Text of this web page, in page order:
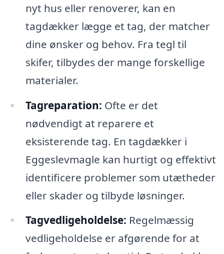
nyt hus eller renoverer, kan en
tagdækker lægge et tag, der matcher
dine ønsker og behov. Fra tegl til
skifer, tilbydes der mange forskellige
materialer.
Tagreparation: Ofte er det
nødvendigt at reparere et
eksisterende tag. En tagdækker i
Eggeslevmagle kan hurtigt og effektivt
identificere problemer som utætheder
eller skader og tilbyde løsninger.
Tagvedligeholdelse: Regelmæssig
vedligeholdelse er afgørende for at